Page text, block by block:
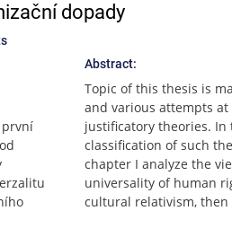
dopady
první
Abstract:
Topic of this thesis is
and various attempts
justificatory theories.
classification of such
chapter I analyze the
universality of human
cultural relativism, then